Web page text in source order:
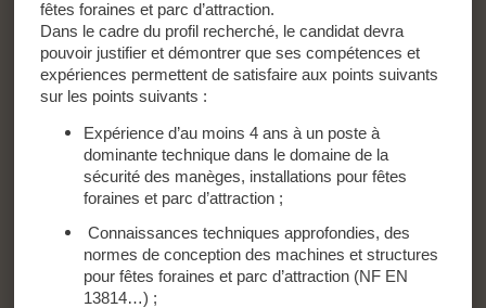
fêtes foraines et parc d’attraction.
Dans le cadre du profil recherché, le candidat devra
pouvoir justifier et démontrer que ses compétences et
expériences permettent de satisfaire aux points suivants
sur les points suivants :
Expérience d’au moins 4 ans à un poste à
dominante technique dans le domaine de la
sécurité des manèges, installations pour fêtes
foraines et parc d’attraction ;
Connaissances techniques approfondies, des
normes de conception des machines et structures
pour fêtes foraines et parc d’attraction (NF EN
13814…) ;